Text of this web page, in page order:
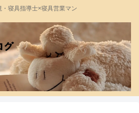
・寝具指導士×寝具営業マン